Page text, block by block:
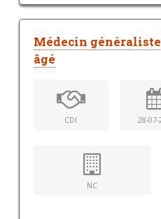
Médecin
âgé
CDI 28-07-
NC